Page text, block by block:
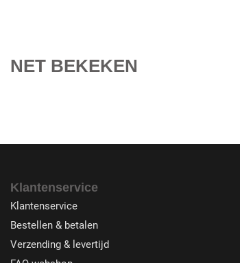
NET BEKEKEN
Klantenservice
Klantenservice
Bestellen & betalen
Verzending & levertijd